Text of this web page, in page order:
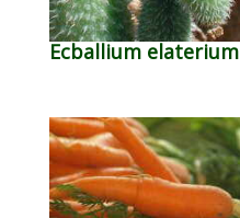
Ecballium elaterium